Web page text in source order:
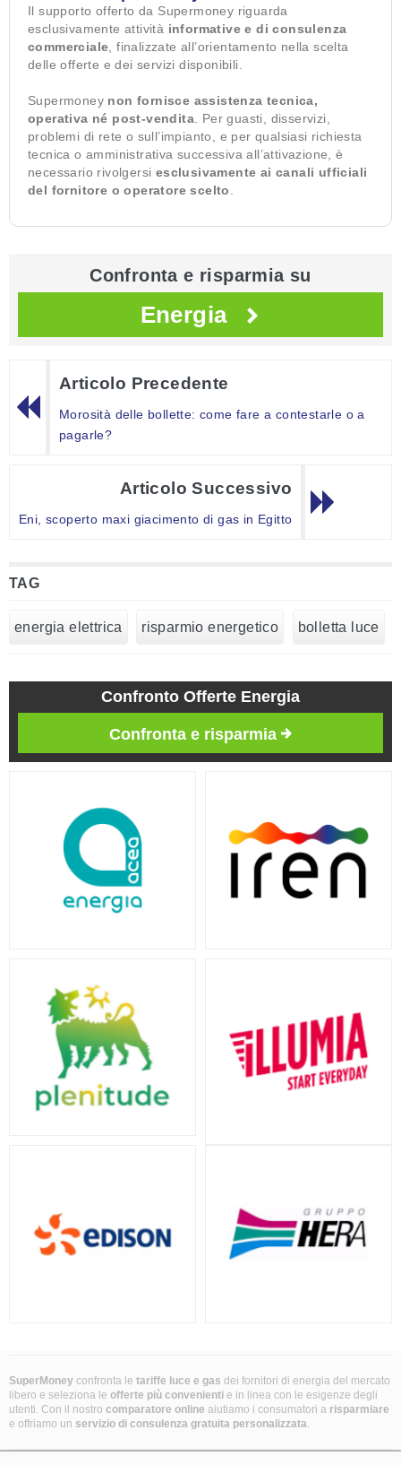
Il supporto offerto da Supermoney riguarda
esclusivamente attività informative e di consulenza
commerciale , finalizzate all’orientamento nella scelta
delle offerte e dei servizi disponibili.
Supermoney non fornisce assistenza tecnica,
operativa né post-vendita . Per guasti, disservizi,
problemi di rete o sull’impianto, e per qualsiasi richiesta
tecnica o amministrativa successiva all’attivazione, è
necessario rivolgersi esclusivamente ai canali ufficiali
del fornitore o operatore scelto
Confronta e risparmia su
Energia
Articolo Precedente
Morosità delle bollette: come fare a contestarle o a
pagarle?
Articolo Successivo
Eni, scoperto maxi giacimento di gas in Egitto
TAG
energia elettrica risparmio energetico bolletta luce
Confronto Offerte Energia
Confronta e risparmia
SuperMoney confronta le tariffe luce e gas dei fornitori di energia del mercato
libero e seleziona le offerte più convenienti e in linea con le esigenze degli
utenti. Con il nostro comparatore online aiutiamo i consumatori a risparmiare
e offriamo un servizio di consulenza gratuita personalizzata.